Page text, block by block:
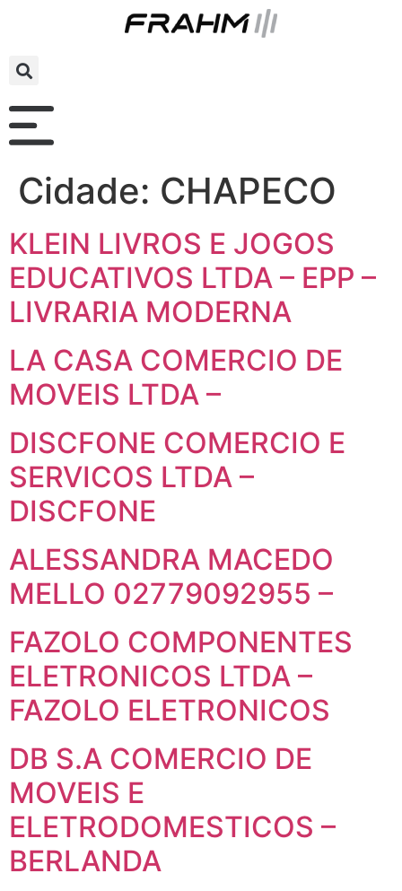
Cidade: CHAPECO
KLEIN LIVROS E JOGOS
EDUCATIVOS LTDA – EPP –
LIVRARIA MODERNA
LA CASA COMERCIO DE
MOVEIS LTDA –
DISCFONE COMERCIO E
SERVICOS LTDA –
DISCFONE
ALESSANDRA MACEDO
MELLO 02779092955 –
FAZOLO COMPONENTES
ELETRONICOS LTDA –
FAZOLO ELETRONICOS
DB S.A COMERCIO DE
MOVEIS E
ELETRODOMESTICOS –
BERLANDA